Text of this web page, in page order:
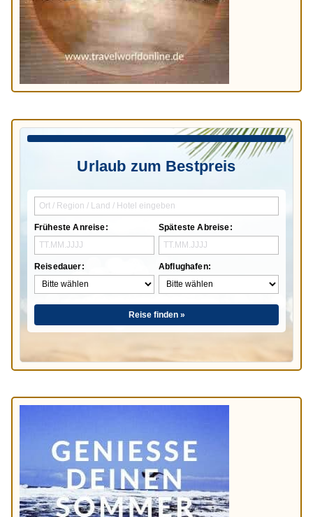
Urlaub zum Bestpreis
Früheste Anreise:
Reisedauer:
Späteste Abreise:
Abflughafen:
Reise finden »